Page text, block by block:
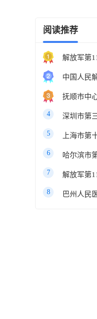
阅读推荐
解放军第
抚顺市中
4
5
6
7 解放军第
8 巴州人民